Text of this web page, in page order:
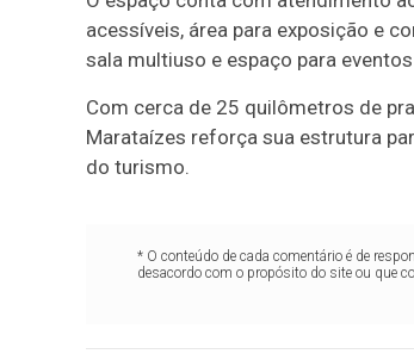
acessíveis, área para exposição e
sala multiuso e espaço para
Com cerca de 25 quilômetros de
Marataízes reforça sua estrutura
do turismo.
* O conteúdo de cada comentário é de
desacordo com o propósito do site ou que